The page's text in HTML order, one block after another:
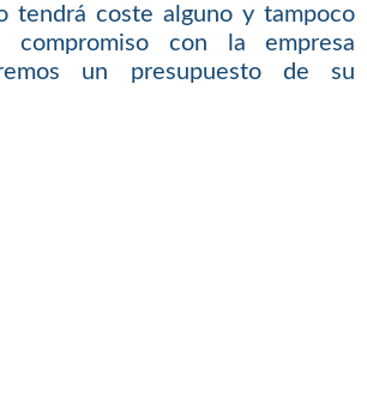
tendrá coste alguno y tampoco
compromiso con la empresa
un presupuesto de su